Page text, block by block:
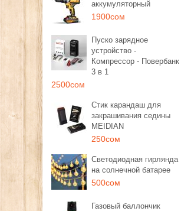
аккумуляторный
1900сом
Пуско зарядное
устройство -
Компрессор - Повербанк
3 в 1
2500сом
Стик карандаш для
закрашивания седины
MEIDIAN
250сом
Светодиодная гирлянда
на солнечной батарее
500сом
Газовый баллончик